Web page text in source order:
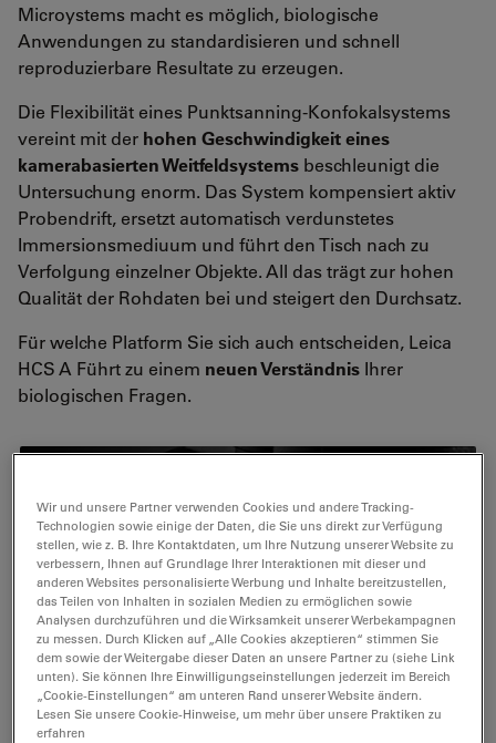
Microystems macht es möglich, biologische
Anwendungen zu standardisieren und schnell
reproduzierbare Resultate zu erzeugen.
Die Flexibilität eines Punktsanning-Konfokalsystems
vereint mit der hohen Geschwindigkeit eines
kamerabasierten Weitfeldsystems beschleunigt die
Untersuchung enorm. Das System kompensiert aktiv
Probendrift, ersetzt automatisch verdunstetes
Immersionsmediuum und führt den Tisch nach zu
Verfolgung einzelner Objekte. All das trägt zur hohen
Qualität der Rohdaten bei und steigert den Durchsatz.
Für welche Platform Sie sich auch entscheiden, Leica
HCS A Führt zu einem neuen Verständnis Ihrer
biologischen Fragen.
Wir und unsere Partner verwenden Cookies und andere Tracking-
Technologien sowie einige der Daten, die Sie uns direkt zur Verfügung
stellen, wie z. B. Ihre Kontaktdaten, um Ihre Nutzung unserer Website zu
verbessern, Ihnen auf Grundlage Ihrer Interaktionen mit dieser und
anderen Websites personalisierte Werbung und Inhalte bereitzustellen,
das Teilen von Inhalten in sozialen Medien zu ermöglichen sowie
Analysen durchzuführen und die Wirksamkeit unserer Werbekampagnen
zu messen. Durch Klicken auf „Alle Cookies akzeptieren“ stimmen Sie
dem sowie der Weitergabe dieser Daten an unsere Partner zu (siehe Link
unten). Sie können Ihre Einwilligungseinstellungen jederzeit im Bereich
„Cookie-Einstellungen“ am unteren Rand unserer Website ändern.
Lesen Sie unsere Cookie-Hinweise, um mehr über unsere Praktiken zu
erfahren